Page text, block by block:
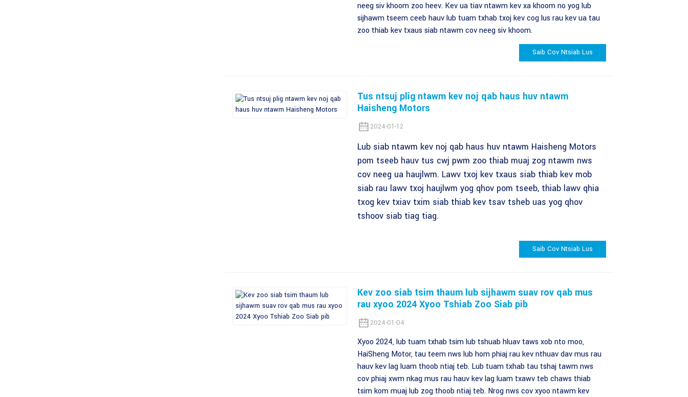
neeg siv khoom zoo heev. Kev ua tiav ntawm kev xa khoom no yog lub
sijhawm tseem ceeb hauv lub tuam txhab txoj kev cog lus rau kev ua tau
zoo thiab kev txaus siab ntawm cov neeg siv khoom.
Saib Cov Ntsiab Lus
Tus ntsuj plig ntawm kev noj qab haus huv ntawm
Haisheng Motors
2024-01-12
Lub siab ntawm kev noj qab haus huv ntawm Haisheng Motors
pom tseeb hauv tus cwj pwm zoo thiab muaj zog ntawm nws
cov neeg ua haujlwm. Lawv txoj kev txaus siab thiab kev mob
siab rau lawv txoj haujlwm yog qhov pom tseeb, thiab lawv qhia
txog kev txiav txim siab thiab kev tsav tsheb uas yog qhov
tshoov siab tiag tiag.
Saib Cov Ntsiab Lus
Kev zoo siab tsim thaum lub sijhawm suav rov qab mus
rau xyoo 2024 Xyoo Tshiab Zoo Siab pib
2024-01-04
Xyoo 2024, lub tuam txhab tsim lub tshuab hluav taws xob nto moo,
HaiSheng Motor, tau teem nws lub hom phiaj rau kev nthuav dav mus rau
hauv kev lag luam thoob ntiaj teb. Lub tuam txhab tau tshaj tawm nws
cov phiaj xwm nkag mus rau hauv kev lag luam txawv teb chaws thiab
tsim kom muaj lub zog thoob ntiaj teb. Nrog nws cov xyoo ntawm kev